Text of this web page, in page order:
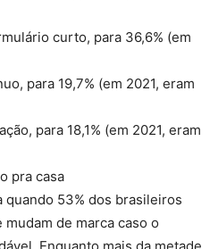
curto, para 36,6% (em
para 19,7% (em 2021, eram
para 18,1% (em 2021, eram
pra casa
53% dos brasileiros
de marca caso o
Enquanto mais da metade